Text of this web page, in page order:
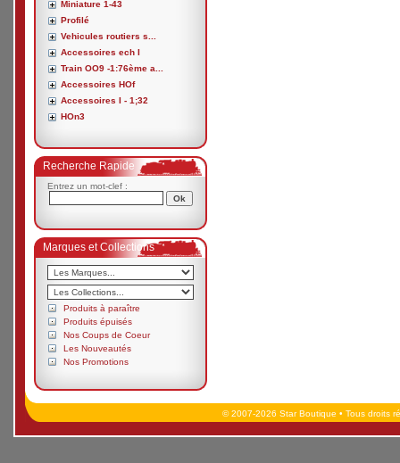
Miniature 1-43
Profilé
Vehicules routiers s...
Accessoires ech I
Train OO9 -1:76ème a...
Accessoires HOf
Accessoires I - 1;32
HOn3
Recherche Rapide
Entrez un mot-clef :
Marques et Collections
Produits à paraître
Produits épuisés
Nos Coups de Coeur
Les Nouveautés
Nos Promotions
© 2007-2026 Star Boutique • Tous droits